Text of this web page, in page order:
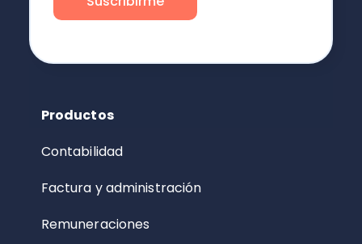
Productos
Contabilidad
Factura y administración
Remuneraciones